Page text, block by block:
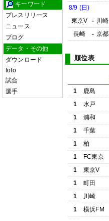
キーワード
プレスリリース
ニュース
ブログ
データ・その他
ダウンロード
toto
試合
選手
8/9 (日)
東京V
- 川崎
長崎
- 京都
順位表
1 鹿島
1
水戸
1
浦和
1
千葉
1
柏
1
FC東京
1
東京V
1
町田
1
川崎
1
横浜FM